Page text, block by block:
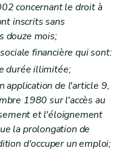
concernant le droit à
inscrits sans
douze mois;
financière qui sont:
durée illimitée;
application de l'article 9,
1980 sur l'accès au
et l'éloignement
la prolongation de
d'occuper un emploi;